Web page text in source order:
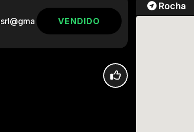
Rocha
VENDIDO